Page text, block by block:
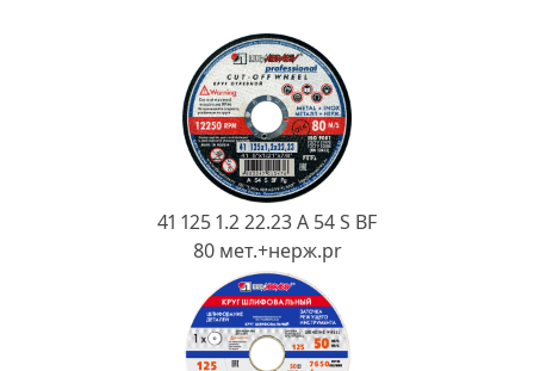
Огнеупорная SiC смесь
41 125 1.2 22.23 A 54 S BF
80 мет.+нерж.pr